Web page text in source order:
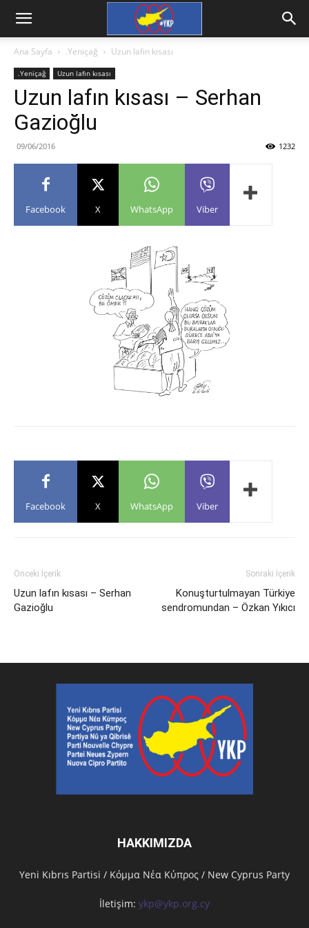
Ana Sayfa .Yeniçağ Uzun lafın kısası
.Yeniçağ Uzun lafın kısası
Uzun lafın kısası – Serhan
Gazioğlu
09/06/2016 1232
Facebook X WhatsApp Viber
Facebook X WhatsApp Viber
Önceki İçerik
Uzun lafın kısası – Serhan
Gazioğlu
Sonraki İçerik
Konuşturtulmayan Türkiye
sendromundan – Özkan Yıkıcı
HAKKIMIZDA
Υeni Kıbrıs Partisi / Κόμμα Νέα Κύπρος / New Cyprus Party
İletişim: ykp@ykp.org.cy